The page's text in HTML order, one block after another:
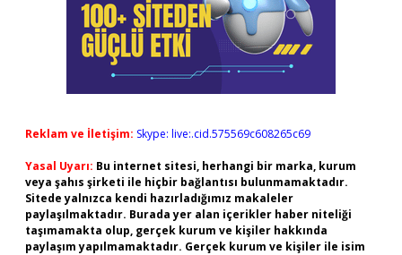
Reklam ve İletişim: Skype: live:.cid.575569c608265c69
Yasal Uyarı: Bu internet sitesi, herhangi bir marka, kurum
veya şahıs şirketi ile hiçbir bağlantısı bulunmamaktadır.
Sitede yalnızca kendi hazırladığımız makaleler
paylaşılmaktadır. Burada yer alan içerikler haber niteliği
taşımamakta olup, gerçek kurum ve kişiler hakkında
paylaşım yapılmamaktadır. Gerçek kurum ve kişiler ile isim